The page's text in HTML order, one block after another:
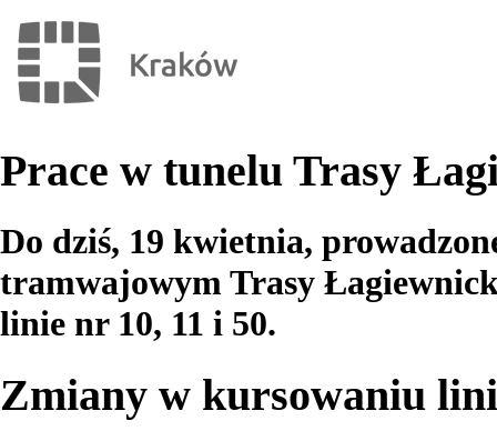
Prace w tunelu Trasy
Do dziś, 19 kwietnia,
tramwajowym Trasy
linie nr 10, 11 i 50.
Zmiany w kursowaniu